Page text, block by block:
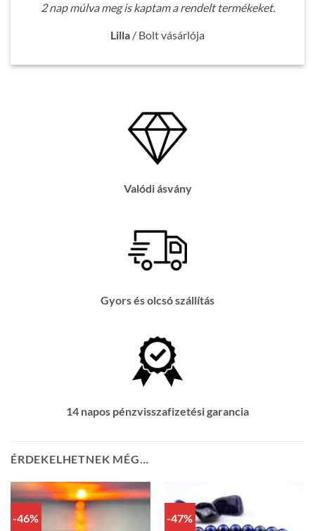
2 nap múlva meg is kaptam a rendelt termékeket.
Lilla / Bolt vásárlója
Valódi ásvány
Gyors és olcsó szállítás
14 napos pénzvisszafizetési garancia
ÉRDEKELHETNEK MÉG…
-46% -47%